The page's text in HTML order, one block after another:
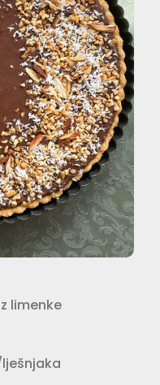
limenke⁣